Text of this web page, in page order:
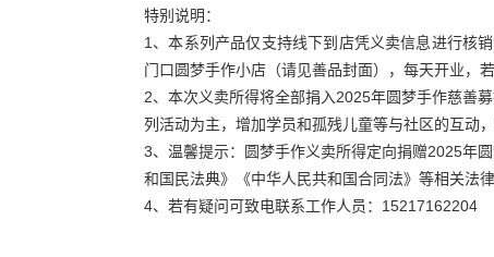
特别说明：
1、本系列产品仅支持线下到店凭义卖信息进行核
门口圆梦手作小店（请见善品封面），每天开业，
2、本次义卖所得将全部捐入2025年圆梦手作慈善
列活动为主，增加学员和孤残儿童等与社区的互动
3、温馨提示：圆梦手作义卖所得定向捐赠2025年
和国民法典》《中华人民共和国合同法》等相关法
4、若有疑问可致电联系工作人员：15217162204